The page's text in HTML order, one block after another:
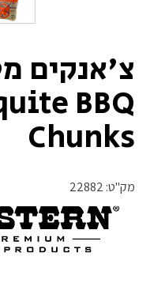
צ'אנקים
BBQ
Chunks
מק"ט: 22882